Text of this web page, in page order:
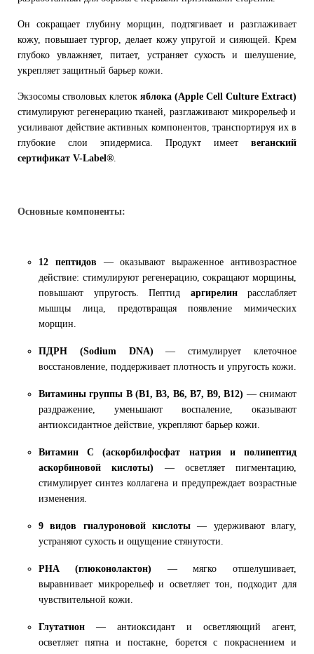
Он сокращает глубину морщин, подтягивает и разглаживает
кожу, повышает тургор, делает кожу упругой и сияющей. Крем
глубоко увлажняет, питает, устраняет сухость и шелушение,
укрепляет защитный барьер кожи.
Экзосомы стволовых клеток яблока (Apple Cell Culture Extract)
стимулируют регенерацию тканей, разглаживают микрорельеф и
усиливают действие активных компонентов, транспортируя их в
глубокие слои эпидермиса. Продукт имеет веганский
сертификат V-Label®.
Основные компоненты:
12 пептидов — оказывают выраженное антивозрастное
действие: стимулируют регенерацию, сокращают морщины,
повышают упругость. Пептид аргирелинрасслабляет
мышцы лица, предотвращая появление мимических
морщин.
ПДРН (Sodium DNA) — стимулирует клеточное
восстановление, поддерживает плотность и упругость кожи.
Витамины группы B (B1, B3, B6, B7, B9, B12) — снимают
раздражение, уменьшают воспаление, оказывают
антиоксидантное действие, укрепляют барьер кожи.
Витамин C (аскорбилфосфат натрия и полипептид
аскорбиновой кислоты) — осветляет пигментацию,
стимулирует синтез коллагена и предупреждает возрастные
изменения.
9 видов гиалуроновой кислоты — удерживают влагу,
устраняют сухость и ощущение стянутости.
PHA (глюконолактон) — мягко отшелушивает,
выравнивает микрорельеф и осветляет тон, подходит для
чувствительной кожи.
Глутатион — антиоксидант и осветляющий агент,
осветляет пятна и постакне, борется с покраснением и